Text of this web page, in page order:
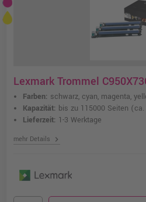
Lexmark Trommel
Farben: schwarz, cyan, magenta,
Kapazität: bis zu 115000 Seiten (ca.
Lieferzeit: 1-3 Werktage
mehr Details chevron_right